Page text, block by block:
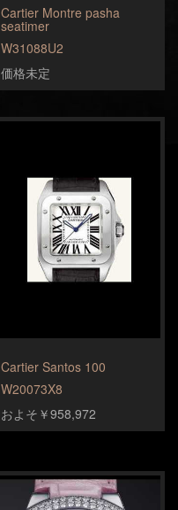
Cartier Montre pasha
seatimer
W31088U2
価格未定
Cartier Santos 100
W20073X8
およそ￥958,972